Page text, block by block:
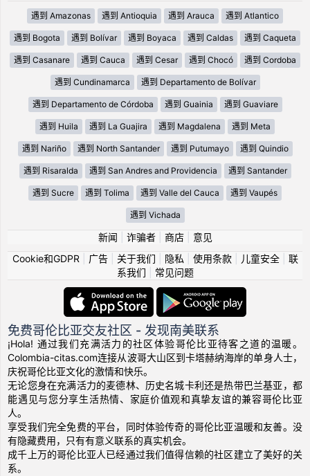
遇到 Amazonas 遇到 Antioquia 遇到 Arauca 遇到 Atlantico
遇到 Bogota 遇到 Bolívar 遇到 Boyaca 遇到 Caldas 遇到 Caqueta
遇到 Casanare 遇到 Cauca 遇到 Cesar 遇到 Chocó 遇到 Cordoba
遇到 Cundinamarca 遇到 Departamento de Bolívar
遇到 Departamento de Córdoba 遇到 Guainia 遇到 Guaviare
遇到 Huila 遇到 La Guajira 遇到 Magdalena 遇到 Meta
遇到 Nariño 遇到 North Santander 遇到 Putumayo 遇到 Quindio
遇到 Risaralda 遇到 San Andres and Providencia 遇到 Santander
遇到 Sucre 遇到 Tolima 遇到 Valle del Cauca 遇到 Vaupés
遇到 Vichada
新闻 诈骗者| 商店| 意见
Cookie和GDPR
广告| 关于我们 隐私 使用条款| 儿童安全| 联
系我们
常见问题
免费哥伦比亚交友社区 - 发现南美联系
¡Hola! 通过我们充满活力的社区体验哥伦比亚待客之道的温暖。
Colombia-citas.com连接从波哥大山区到卡塔赫纳海岸的单身人士，
庆祝哥伦比亚文化的激情和快乐。
无论您身在充满活力的麦德林、历史名城卡利还是热带巴兰基亚，都
能遇见与您分享生活热情、家庭价值观和真挚友谊的兼容哥伦比亚
人。
享受我们完全免费的平台，同时体验传奇的哥伦比亚温暖和友善。没
有隐藏费用，只有有意义联系的真实机会。
成千上万的哥伦比亚人已经通过我们值得信赖的社区建立了美好的关
系。